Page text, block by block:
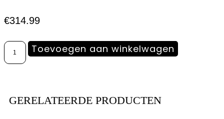
€314.99
Toevoegen aan winkelwagen
GERELATEERDE PRODUCTEN